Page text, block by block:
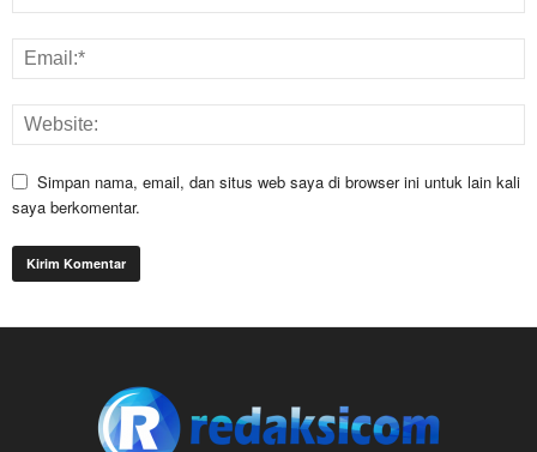
Simpan nama, email, dan situs web saya di browser ini untuk lain kali
saya berkomentar.